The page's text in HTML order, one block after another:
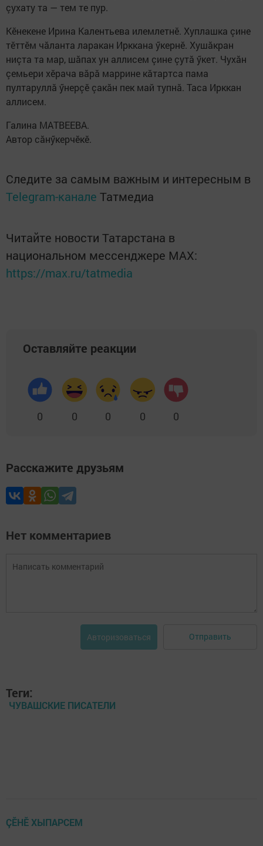
çухату та — тем те пур.
Кӗнекене Ирина Калентьева илемлетнӗ. Хуплашка çине
тӗттӗм чăланта ларакан Ирккана ӳкернӗ. Хушăкран
ниçта та мар, шăпах ун аллисем çине çутă ӳкет. Чухăн
çемьери хӗрача вăрă маррине кăтартса пама
пултаруллă ӳнерçӗ çакăн пек май тупнă. Таса Ирккан
аллисем.
Галина МАТВЕЕВА.
Автор сăнӳкерчӗкӗ.
Следите за самым важным и интересным в
Telegram-канале Татмедиа
Читайте новости Татарстана в
национальном мессенджере MАХ:
https://max.ru/tatmedia
Оставляйте реакции
0 0 0 0 0
Расскажите друзьям
Нет комментариев
Авторизоваться Отправить
Теги:
ЧУВАШСКИЕ ПИСАТЕЛИ
ÇӖНӖ ХЫПАРСЕМ